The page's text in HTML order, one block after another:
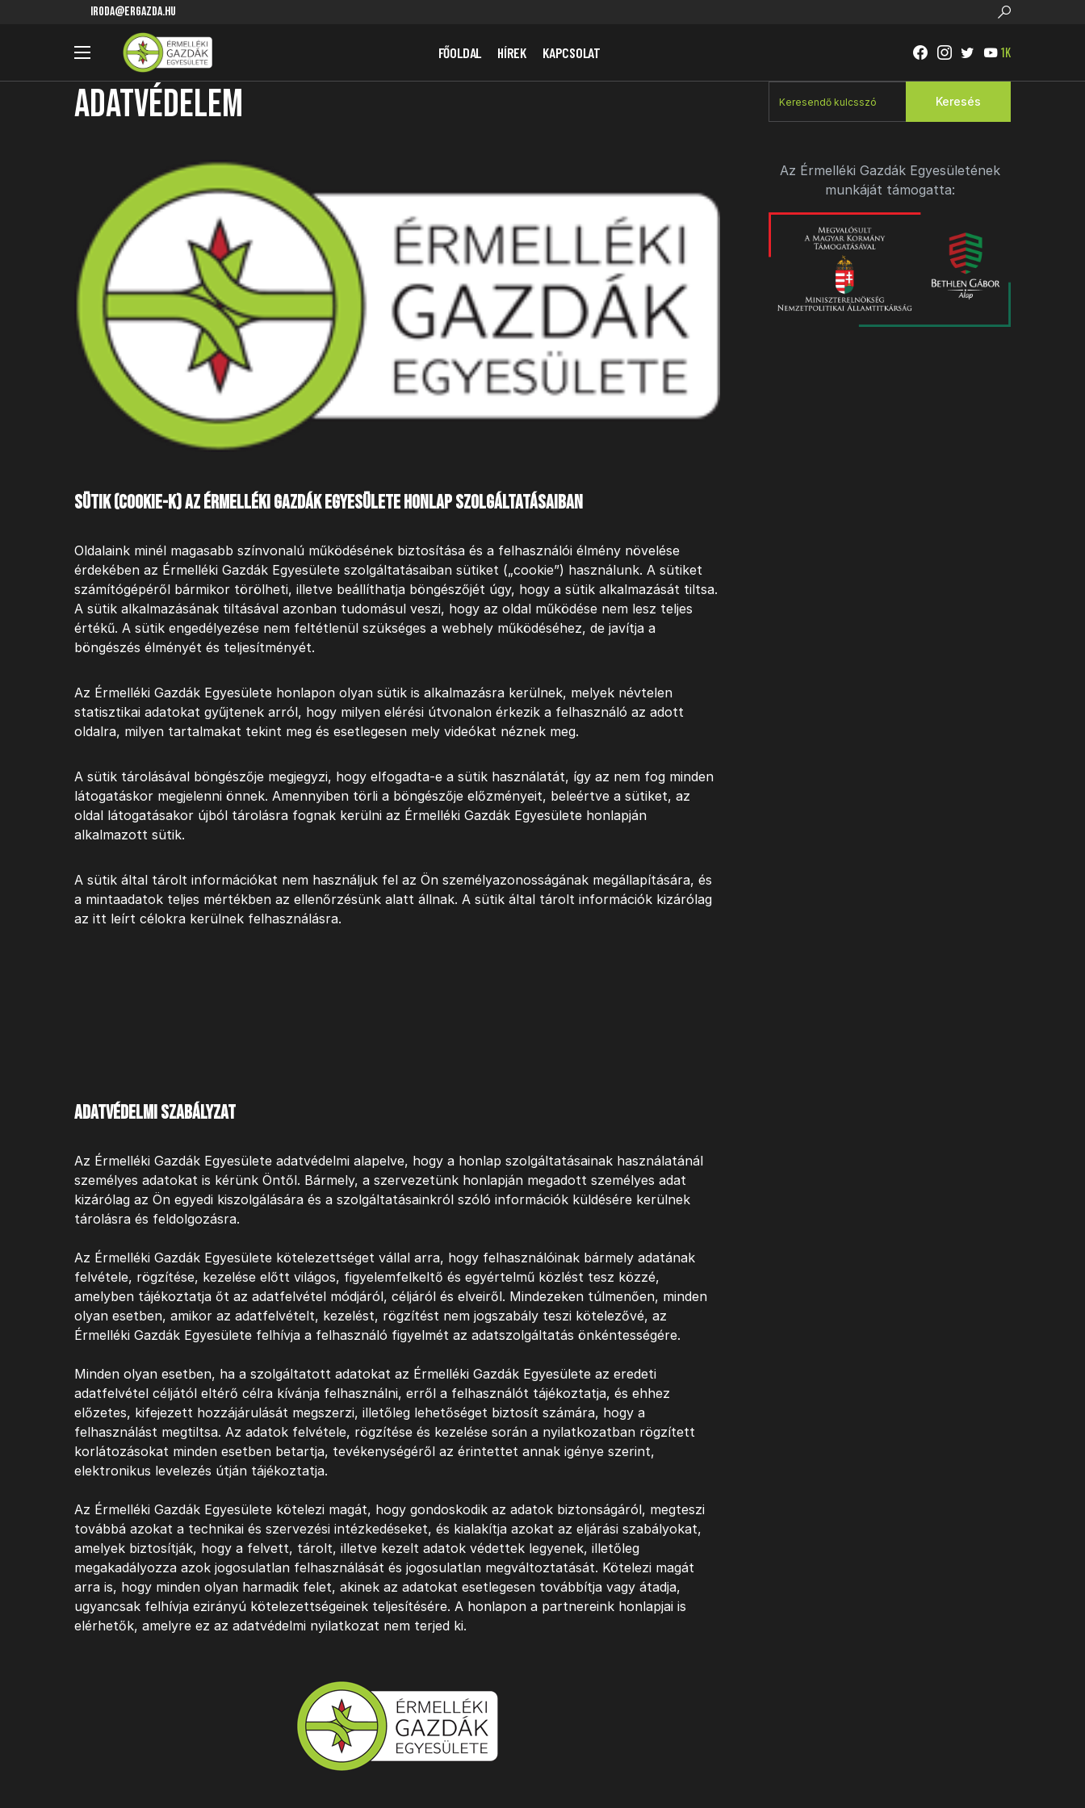
iroda@ergazda.hu
FŐOLDAL HÍREK KAPCSOLAT 1K
Adatvédelem
Sütik (cookie-k) az Érmelléki Gazdák Egyesülete honlap szolgáltatásaiban
Oldalaink minél magasabb színvonalú működésének biztosítása és a felhasználói élmény növelése
érdekében az Érmelléki Gazdák Egyesülete szolgáltatásaiban sütiket („cookie”) használunk. A sütiket
számítógépéről bármikor törölheti, illetve beállíthatja böngészőjét úgy, hogy a sütik alkalmazását tiltsa.
A sütik alkalmazásának tiltásával azonban tudomásul veszi, hogy az oldal működése nem lesz teljes
értékű. A sütik engedélyezése nem feltétlenül szükséges a webhely működéséhez, de javítja a
böngészés élményét és teljesítményét.
Az Érmelléki Gazdák Egyesülete honlapon olyan sütik is alkalmazásra kerülnek, melyek névtelen
statisztikai adatokat gyűjtenek arról, hogy milyen elérési útvonalon érkezik a felhasználó az adott
oldalra, milyen tartalmakat tekint meg és esetlegesen mely videókat néznek meg.
A sütik tárolásával böngészője megjegyzi, hogy elfogadta-e a sütik használatát, így az nem fog minden
látogatáskor megjelenni önnek. Amennyiben törli a böngészője előzményeit, beleértve a sütiket, az
oldal látogatásakor újból tárolásra fognak kerülni az Érmelléki Gazdák Egyesülete honlapján
alkalmazott sütik.
A sütik által tárolt információkat nem használjuk fel az Ön személyazonosságának megállapítására, és
a mintaadatok teljes mértékben az ellenőrzésünk alatt állnak. A sütik által tárolt információk kizárólag
az itt leírt célokra kerülnek felhasználásra.
Adatvédelmi szabályzat
Az Érmelléki Gazdák Egyesülete adatvédelmi alapelve, hogy a honlap szolgáltatásainak használatánál
személyes adatokat is kérünk Öntől. Bármely, a szervezetünk honlapján megadott személyes adat
kizárólag az Ön egyedi kiszolgálására és a szolgáltatásainkról szóló információk küldésére kerülnek
tárolásra és feldolgozásra.
Az Érmelléki Gazdák Egyesülete kötelezettséget vállal arra, hogy felhasználóinak bármely adatának
felvétele, rögzítése, kezelése előtt világos, figyelemfelkeltő és egyértelmű közlést tesz közzé,
amelyben tájékoztatja őt az adatfelvétel módjáról, céljáról és elveiről. Mindezeken túlmenően, minden
olyan esetben, amikor az adatfelvételt, kezelést, rögzítést nem jogszabály teszi kötelezővé, az
Érmelléki Gazdák Egyesülete felhívja a felhasználó figyelmét az adatszolgáltatás önkéntességére.
Minden olyan esetben, ha a szolgáltatott adatokat az Érmelléki Gazdák Egyesülete az eredeti
adatfelvétel céljától eltérő célra kívánja felhasználni, erről a felhasználót tájékoztatja, és ehhez
előzetes, kifejezett hozzájárulását megszerzi, illetőleg lehetőséget biztosít számára, hogy a
felhasználást megtiltsa. Az adatok felvétele, rögzítése és kezelése során a nyilatkozatban rögzített
korlátozásokat minden esetben betartja, tevékenységéről az érintettet annak igénye szerint,
elektronikus levelezés útján tájékoztatja.
Az Érmelléki Gazdák Egyesülete kötelezi magát, hogy gondoskodik az adatok biztonságáról, megteszi
továbbá azokat a technikai és szervezési intézkedéseket, és kialakítja azokat az eljárási szabályokat,
amelyek biztosítják, hogy a felvett, tárolt, illetve kezelt adatok védettek legyenek, illetőleg
megakadályozza azok jogosulatlan felhasználását és jogosulatlan megváltoztatását. Kötelezi magát
arra is, hogy minden olyan harmadik felet, akinek az adatokat esetlegesen továbbítja vagy átadja,
ugyancsak felhívja ezirányú kötelezettségeinek teljesítésére. A honlapon a partnereink honlapjai is
elérhetők, amelyre ez az adatvédelmi nyilatkozat nem terjed ki.
Keresés
Az Érmelléki Gazdák Egyesületének
munkáját támogatta: